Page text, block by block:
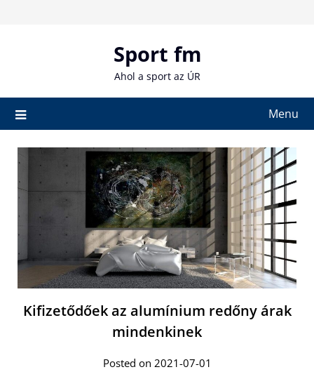
Sport fm
Ahol a sport az ÚR
Menu
Kifizetődőek az alumínium redőny árak
mindenkinek
Posted on 2021-07-01